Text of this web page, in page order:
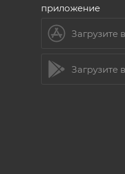
приложение
Загрузите
Загрузите